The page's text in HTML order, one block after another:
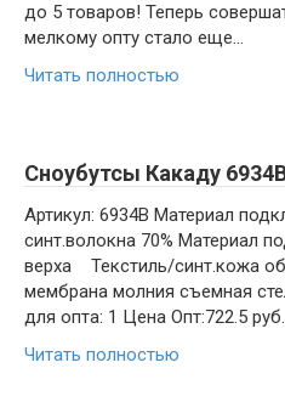
до 5 товаров! Теперь
мелкому опту стало еще…
Читать полностью
Сноубутсы Какаду
Артикул: 6934B Материал
синт.волокна 70%
верха Текстиль/синт.кожа
мембрана молния съемная
для опта: 1 Цена Опт:722.5
Читать полностью